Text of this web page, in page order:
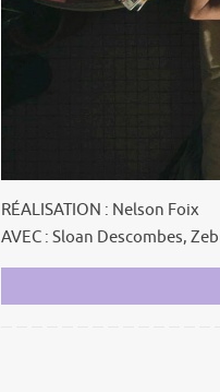
RÉALISATION : Nelson Foix
AVEC : Sloan Descombes,